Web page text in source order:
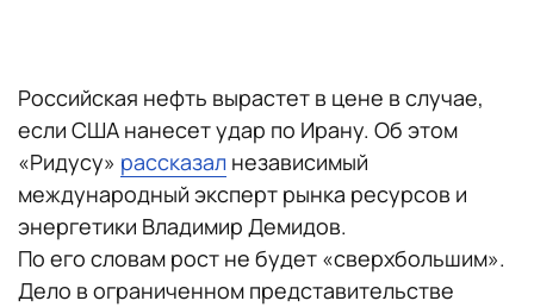
Российская нефть вырастет в цене в случае,
если США нанесет удар по Ирану. Об этом
«Ридусу» рассказал независимый
международный эксперт рынка ресурсов и
энергетики Владимир Демидов.
По его словам рост не будет «сверхбольшим».
Дело в ограниченном представительстве